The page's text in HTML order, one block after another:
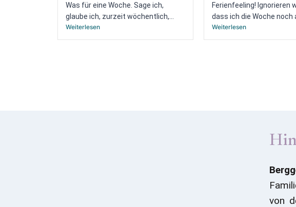
Was für eine Woche. Sage ich,
glaube ich, zurzeit wöchentlich,...
Weiterlesen
Ferienfeeling! Ignorieren
dass ich die Woche noch
Weiterlesen
von